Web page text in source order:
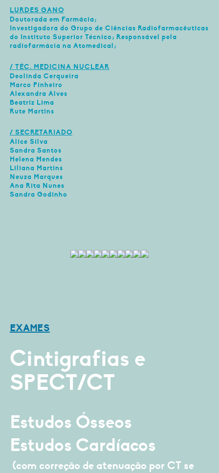
LURDES GANO
Doutorada em Farmácia;
Investigadora do Grupo de Ciências Radiofarmacêuticas
do Instituto Superior Técnico; Responsável pela
radiofarmácia na Atomedical;
/ TÉC. MEDICINA NUCLEAR
Deolinda Cerqueira
Marco Pinheiro
Alexandra Alves
Beatriz Lima
Rute Martins
/ SECRETARIADO
Alice Silva
Sandra Santos
Helena Mendes
Liliana Martins
Neuza Marques
Ana Rita Nunes
Sandra Godinho
EXAMES
Cintigrafias e
SPECT/CT
Estudos Ósseos
Estudos Cardíacos
(com correção de atenuação por CT se